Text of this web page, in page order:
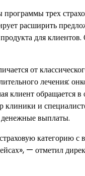
трех
расширить
для
от
лечения:
клиент
и
выплаты.
— отметил